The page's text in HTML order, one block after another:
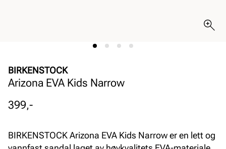
BIRKENSTOCK
Arizona EVA Kids Narrow
Pris
399,-
BIRKENSTOCK Arizona EVA Kids Narrow er en lett og